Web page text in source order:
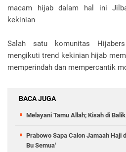
macam hijab dalam hal ini
kekinian
Salah satu komunitas
mengikuti trend kekinian hijab
memperindah dan mempercantik
BACA JUGA
Melayani Tamu Allah; Kisah di
Prabowo Sapa Calon Jamaah Haji
Bu Semua'